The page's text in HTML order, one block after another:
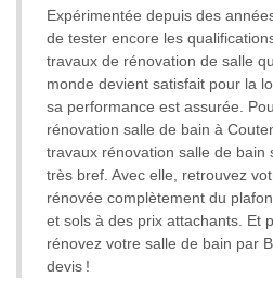
Expérimentée depuis des
de tester encore les
travaux de rénovation de salle
monde devient satisfait pour la
sa performance est assurée.
rénovation salle de bain à
travaux rénovation salle de bain
très bref. Avec elle, retrouvez
rénovée complètement du
et sols à des prix attachants. Et
rénovez votre salle de bain par
devis !